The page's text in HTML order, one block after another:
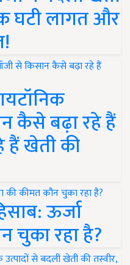
घटी लागत और
कैसे बढ़ा रहे हैं
हैं खेती की
ऊर्जा
चुका रहा है?